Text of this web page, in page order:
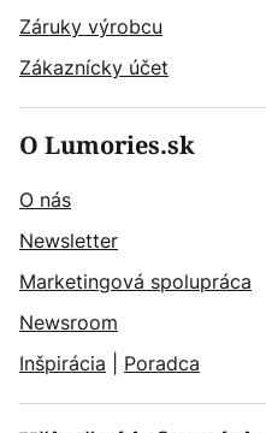
Záruky výrobcu
Zákaznícky účet
O Lumories.sk
O nás
Newsletter
Marketingová spolupráca
Newsroom
Inšpirácia
Poradca